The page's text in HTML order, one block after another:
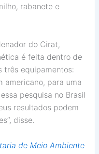
rabanete e
do Cirat,
é feita dentro de
três equipamentos:
americano, para uma
pesquisa no Brasil
resultados podem
disse.
de Meio Ambiente